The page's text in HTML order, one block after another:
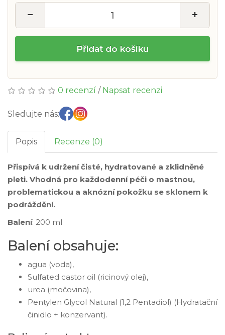
− +
Přidat do košíku
0 recenzí / Napsat recenzi
Sledujte nás:
Popis Recenze (0)
Přispívá k udržení čisté, hydratované a zklidněné
pleti. Vhodná pro každodenní péči o mastnou,
problematickou a aknózní pokožku se sklonem k
podráždění.
Balení: 200 ml
Balení obsahuje:
agua (voda),
Sulfated castor oil (ricinový olej),
urea (močovina),
Pentylen Glycol Natural (1,2 Pentadiol) (Hydratační
činidlo + konzervant).